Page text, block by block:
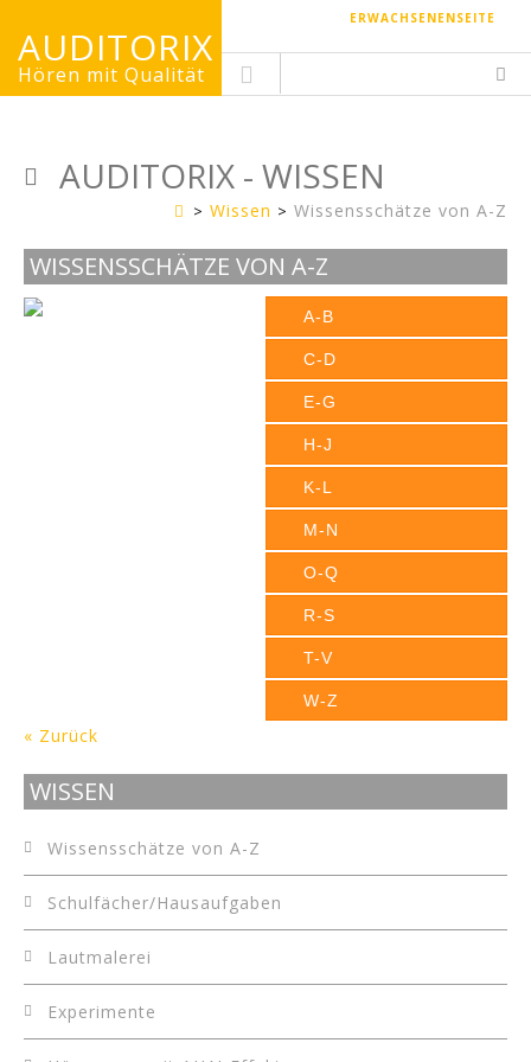
ERWACHSENENSEITE
AUDITORIX
Hören mit Qualität
AUDITORIX - WISSEN
Kinderseite
Wissen Wissensschätze von A-Z
WISSENSSCHÄTZE VON A-Z
A-B
C-D
E-G
H-J
K-L
M-N
O-Q
R-S
T-V
W-Z
« Zurück
WISSEN
Wissensschätze von A-Z
Schulfächer/Hausaufgaben
Lautmalerei
Experimente